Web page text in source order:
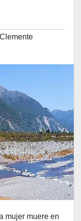
mujer muere en